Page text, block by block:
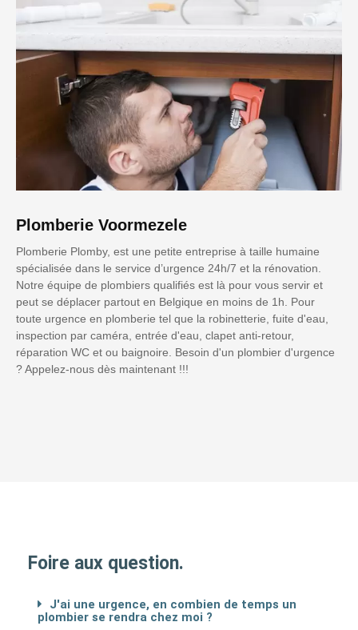
Plomberie Voormezele
Plomberie Plomby, est une petite entreprise à taille humaine
spécialisée dans le service d’urgence 24h/7 et la rénovation.
Notre équipe de plombiers qualifiés est là pour vous servir et
peut se déplacer partout en Belgique en moins de 1h. Pour
toute urgence en plomberie tel que la robinetterie, fuite d'eau,
inspection par caméra, entrée d'eau, clapet anti-retour,
réparation WC et ou baignoire. Besoin d'un plombier d'urgence
? Appelez-nous dès maintenant !!!
Foire aux question.
J'ai une urgence, en combien de temps un
plombier se rendra chez moi ?